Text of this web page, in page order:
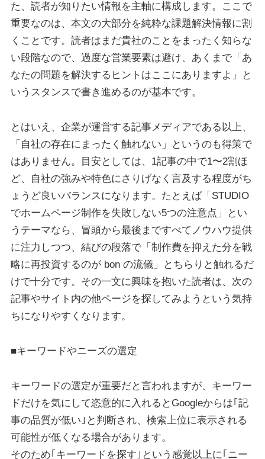
た、読者が知りたい情報を主軸に構成します。ここで
重要なのは、本文の大部分を純粋な課題解決情報に割
くことです。読者はまだ貴社のことをまったく知らな
い段階なので、過度な営業要素は避け、あくまで「あ
なたの問題を解決するヒントはここにありますよ」と
いうスタンスで書き進めるのが基本です。
とはいえ、企業が運営する記事メディアである以上、
「自社の存在にまったく触れない」というのも得策で
はありません。目安としては、1記事の中で1〜2割ほ
ど、自社の強みや特色にさりげなく言及する程度がち
ょうど良いバランスになります。たとえば「STUDIO
でホームページ制作を失敗しない5つの注意点」とい
うテーマなら、冒頭から最後まですべてノウハウ提供
に注力しつつ、結びの段落で「制作費を抑えた分を戦
略に再投資するのが bon の流儀」とちらりと触れるだ
けで十分です。その一文に興味を抱いた読者は、次の
記事やサイト内の他ページを探してみようという気持
ちになりやすくなります。
■キーワードやニーズの選定
キーワードの選定が重要だと言われますが、キーワー
ドだけを気にして恣意的に入れるとGoogleからは｢記
事の品質が低い｣と判断され、検索上位に表示される
可能性が低くなる場合があります。
そのため｢キーワードを探す｣という感覚以上に｢ニー